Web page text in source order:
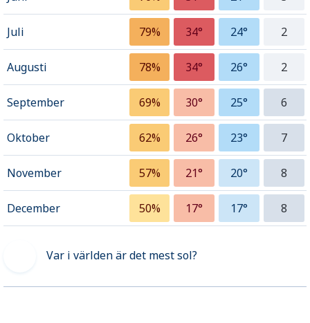
Juli 79% 34° 24° 2
Augusti 78% 34° 26° 2
September 69% 30° 25° 6
Oktober 62% 26° 23° 7
November 57% 21° 20° 8
December 50% 17° 17° 8
Var i världen är det mest sol?